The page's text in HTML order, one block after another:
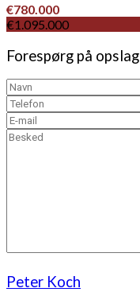
€780.000
€1.095.000
Forespørg på opslag
Peter Koch